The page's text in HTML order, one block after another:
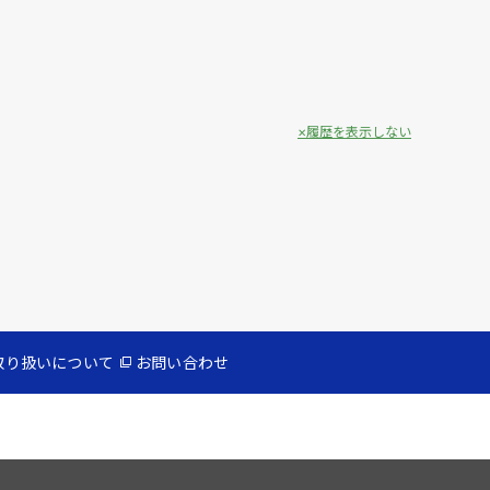
履歴を表示しない
扱いについて お問い合わせ